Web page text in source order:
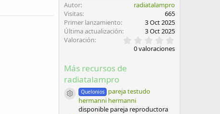
Autor
radiatalampro
Visitas
665
Primer lanzamiento
3 Oct 2025
Última actualización
3 Oct 2025
Valoración
,
0 valoraciones
Más recursos de
radiatalampro
Icono del recurso
Quelonios pareja testudo
hermanni hermanni
disponible pareja reproductora